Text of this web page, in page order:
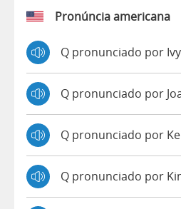
Pronúncia americana
Q pronunciado por Ivy
Q pronunciado por
Q pronunciado por
Q pronunciado por